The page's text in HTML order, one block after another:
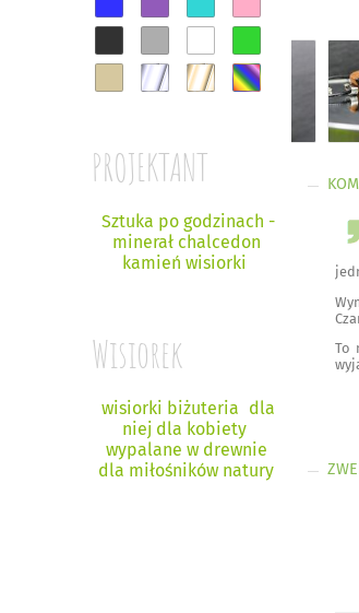
PROJEKTANT
Sztuka po godzinach -
minerał chalcedon
kamień wisiorki
Wisiorek
wisiorki biżuteria dla
niej dla kobiety
wypalane w drewnie
dla miłośników natury
To